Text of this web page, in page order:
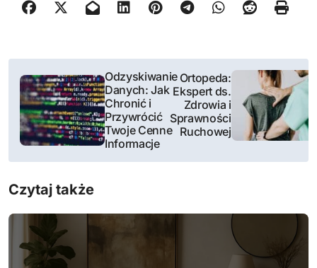
N
w
i
g
a
c
Odzyskiwanie
Danych: Jak
Chronić i
Przywrócić
Twoje Cenne
Informacje
Ortopeda:
Ekspert ds.
Zdrowia i
Sprawności
Ruchowej
Czytaj także